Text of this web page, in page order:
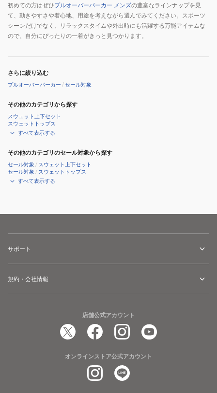
初めての方はぜひプルオーバーパーカー メンズの豊富なラインナップを見
て、動きやすさや着心地、用途を考えながら選んでみてください。スポーツ
シーンだけでなく、リラックスタイムや外出時にも活躍する万能アイテムな
ので、自分にぴったりの一着がきっと見つかります。
さらに絞り込む
プルオーバーパーカー /セール対象
その他のカテゴリから探す
スウェット上下セット
スウェットトップス
すべて表示する
その他のカテゴリのセール対象から探す
セール対象 / スウェット上下セット
セール対象 / スウェットトップス
すべて表示する
サポート
規約・会社情報
店舗公式アカウント
オンラインストア公式アカウント